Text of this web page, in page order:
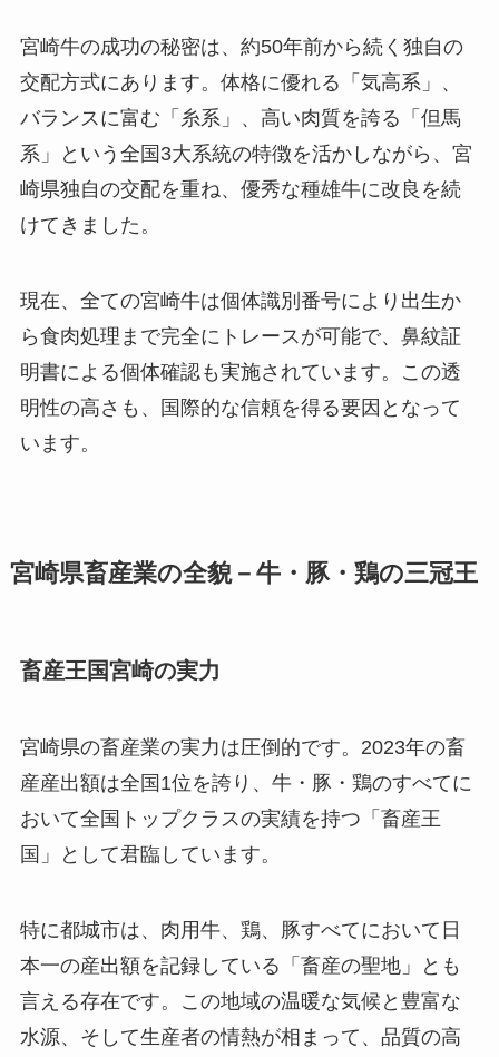
宮崎牛の成功の秘密は、約50年前から続く独自の
交配方式にあります。体格に優れる「気高系」、
バランスに富む「糸系」、高い肉質を誇る「但馬
系」という全国3大系統の特徴を活かしながら、宮
崎県独自の交配を重ね、優秀な種雄牛に改良を続
けてきました。
現在、全ての宮崎牛は個体識別番号により出生か
ら食肉処理まで完全にトレースが可能で、鼻紋証
明書による個体確認も実施されています。この透
明性の高さも、国際的な信頼を得る要因となって
います。
宮崎県畜産業の全貌－牛・豚・鶏の三冠王
畜産王国宮崎の実力
宮崎県の畜産業の実力は圧倒的です。2023年の畜
産産出額は全国1位を誇り、牛・豚・鶏のすべてに
おいて全国トップクラスの実績を持つ「畜産王
国」として君臨しています。
特に都城市は、肉用牛、鶏、豚すべてにおいて日
本一の産出額を記録している「畜産の聖地」とも
言える存在です。この地域の温暖な気候と豊富な
水源、そして生産者の情熱が相まって、品質の高